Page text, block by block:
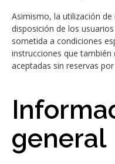
Asimismo, la utilización
disposición de los
sometida a condiciones
instrucciones que
aceptadas sin reservas
general